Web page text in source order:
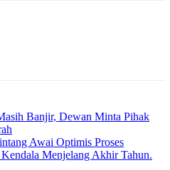
Banjir, Dewan Minta Pihak
Awai Optimis Proses
Menjelang Akhir Tahun.